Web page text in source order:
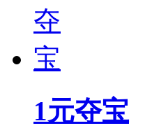
1元夺宝